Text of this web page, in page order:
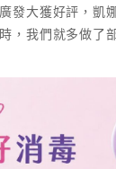
發大獲好評，凱
，我們就多做了